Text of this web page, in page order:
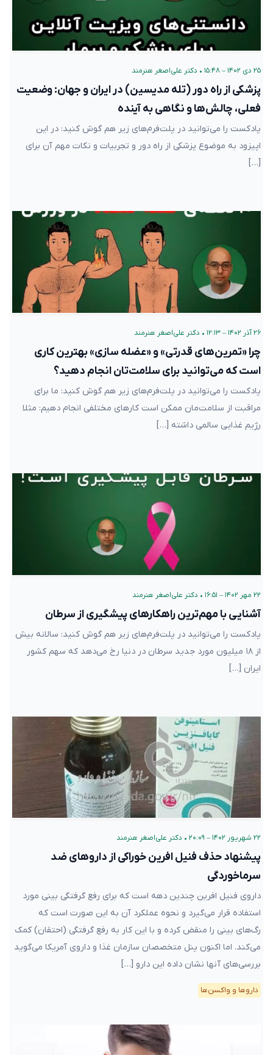
۲۵ دی ۱۴۰۲ – ۱۵:۴۸ • دکتر علی‌اصغر هنرمند
پزشکی از راه دور (تله‌ مدیسین) در ایران و جهان: وضعیت
فعلی، چالش‌ها و نگاهی به آینده
پادکست را می‌توانید در پلت‌فرم‌های زیر هم گوش کنید: در این
اپیزود به موضوع پزشکی از راه دور و تجربیات و نکات مهم آن برای
[…]
۲۶ آذر ۱۴۰۲ – ۱۲:۱۳ • دکتر علی‌اصغر هنرمند
چرا «تمرین‌های قدرتی» و «عضله سازی» بهترین کاری
است که می‌توانید برای سلامت‌تان انجام دهید؟
پادکست را می‌توانید در پلت‌فرم‌های زیر هم گوش کنید: ما برای
مراقبت از سلامت‌مان ممکن است کارهای مختلفی انجام دهیم: مثلا
رژیم غذایی سالمی داشته […]
۲۲ مهر ۱۴۰۲ – ۱۶:۵۱ • دکتر علی‌اصغر هنرمند
آشنایی با مهم‌ترین راهکارهای پیشگیری از سرطان
پادکست را می‌توانید در پلت‌فرم‌های زیر هم گوش کنید: سالانه بیش
از ۱۸ میلیون مورد جدید سرطان در دنیا رخ می‌دهد که سهم کشور
ایران […]
۲۲ شهریور ۱۴۰۲ – ۲۰:۰۹ • دکتر علی‌اصغر هنرمند
پیشنهاد حذف فنیل افرین خوراکی از داروهای ضد
سرماخوردگی
داروی فنیل افرین چندین دهه است که برای رفع گرفتگی بینی مورد
استفاده قرار می‌گیرد و نحوه عملکرد آن به این صورت است که
رگ‌های بینی را منقض کرده و با این کار به رفع گرفتگی (احتقان) کمک
می‌کند. اما اکنون پنل متخصصان سازمان غذا و داروی آمریکا می‌گوید
بررسی‌های آنها نشان داده این دارو […]
دارو‌ها و واکسن‌ها